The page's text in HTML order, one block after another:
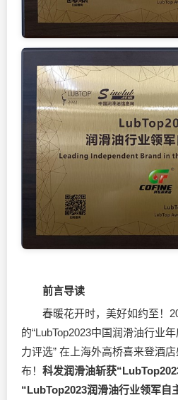
前言导读
春暖花开时，美好如约至！
的“LubTop2023中国润滑油行业
力评选” 在上海外高桥喜来登酒
布！ 科发润滑油斩获
“LubTop2023润滑油行业领军自